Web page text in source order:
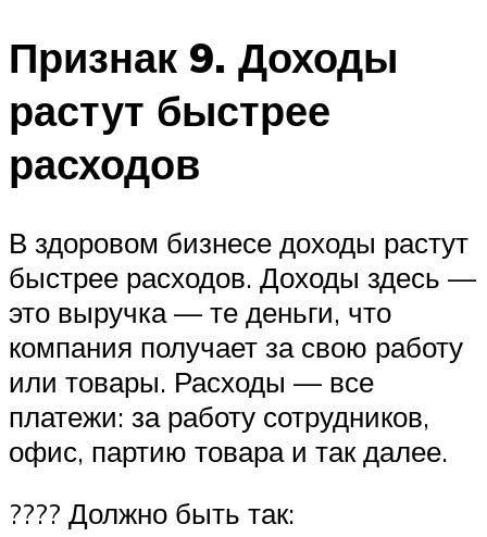
Признак 9. Доходы
растут быстрее
расходов
В здоровом бизнесе доходы растут
быстрее расходов. Доходы здесь —
это выручка — те деньги, что
компания получает за свою работу
или товары. Расходы — все
платежи: за работу сотрудников,
офис, партию товара и так далее.
???? Должно быть так: